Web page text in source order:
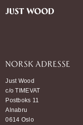
NORSK ADRESSE
Just Wood
c/o TIMEVAT
Postboks 11
Alnabru
0614 Oslo